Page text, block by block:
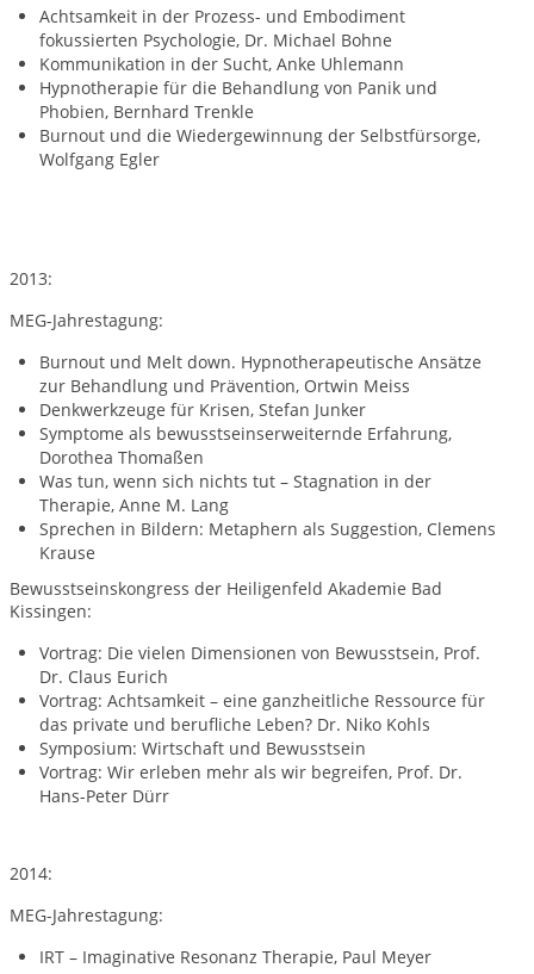
Achtsamkeit in der Prozess- und Embodiment
fokussierten Psychologie, Dr. Michael Bohne
Kommunikation in der Sucht, Anke Uhlemann
Hypnotherapie für die Behandlung von Panik und
Phobien, Bernhard Trenkle
Burnout und die Wiedergewinnung der Selbstfürsorge,
Wolfgang Egler
2013:
MEG-Jahrestagung:
Burnout und Melt down. Hypnotherapeutische Ansätze
zur Behandlung und Prävention, Ortwin Meiss
Denkwerkzeuge für Krisen, Stefan Junker
Symptome als bewusstseinserweiternde Erfahrung,
Dorothea Thomaßen
Was tun, wenn sich nichts tut – Stagnation in der
Therapie, Anne M. Lang
Sprechen in Bildern: Metaphern als Suggestion, Clemens
Krause
Bewusstseinskongress der Heiligenfeld Akademie Bad
Kissingen:
Vortrag: Die vielen Dimensionen von Bewusstsein, Prof.
Dr. Claus Eurich
Vortrag: Achtsamkeit – eine ganzheitliche Ressource für
das private und berufliche Leben? Dr. Niko Kohls
Symposium: Wirtschaft und Bewusstsein
Vortrag: Wir erleben mehr als wir begreifen, Prof. Dr.
Hans-Peter Dürr
2014:
MEG-Jahrestagung:
IRT – Imaginative Resonanz Therapie, Paul Meyer